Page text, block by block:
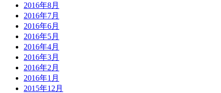
2016年8月
2016年7月
2016年6月
2016年5月
2016年4月
2016年3月
2016年2月
2016年1月
2015年12月